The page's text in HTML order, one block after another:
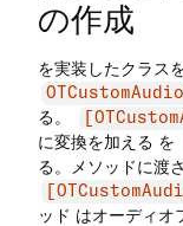
の作成
を実装したクラス
る。
に変換を加える を
る。メソッドに渡
ッド はオーディオ